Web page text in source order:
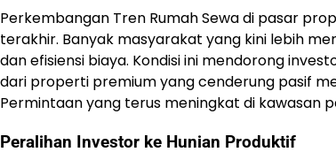
Perkembangan Tren Rumah Sewa di pasar
terakhir. Banyak masyarakat yang kini lebih
dan efisiensi biaya. Kondisi ini mendorong
dari properti premium yang cenderung pasif
Permintaan yang terus meningkat di kawasan
Peralihan Investor ke Hunian Produktif